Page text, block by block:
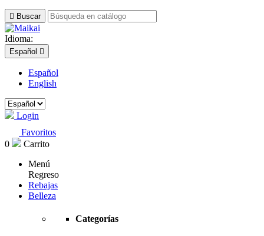
 Buscar
Idioma:
Español 
Español
English
Login
Favoritos
0
Carrito
Menú
Regreso
Rebajas
Belleza
Categorías